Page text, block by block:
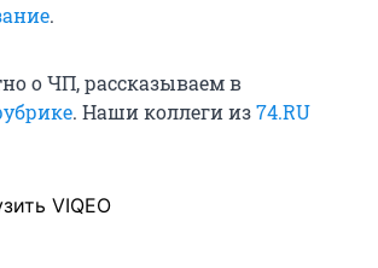
е.
о ЧП, рассказываем в
. Наши коллеги из74.RU
VIQEO